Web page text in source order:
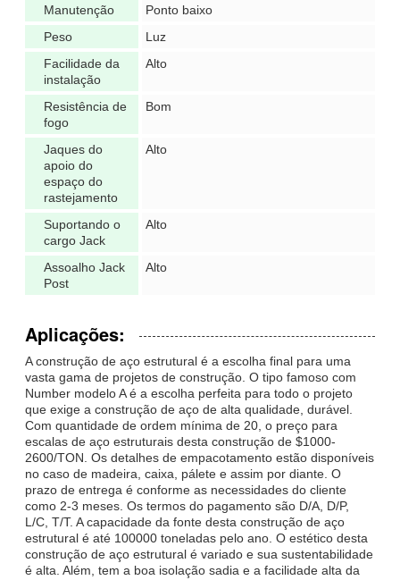
Manutenção
Ponto baixo
Peso
Luz
Facilidade da
instalação
Alto
Resistência de
fogo
Bom
Jaques do
apoio do
espaço do
rastejamento
Alto
Suportando o
cargo Jack
Alto
Assoalho Jack
Post
Alto
Aplicações:
A construção de aço estrutural é a escolha final para uma
vasta gama de projetos de construção. O tipo famoso com
Number modelo A é a escolha perfeita para todo o projeto
que exige a construção de aço de alta qualidade, durável.
Com quantidade de ordem mínima de 20, o preço para
escalas de aço estruturais desta construção de $1000-
2600/TON. Os detalhes de empacotamento estão disponíveis
no caso de madeira, caixa, pálete e assim por diante. O
prazo de entrega é conforme as necessidades do cliente
como 2-3 meses. Os termos do pagamento são D/A, D/P,
L/C, T/T. A capacidade da fonte desta construção de aço
estrutural é até 100000 toneladas pelo ano. O estético desta
construção de aço estrutural é variado e sua sustentabilidade
é alta. Além, tem a boa isolação sadia e a facilidade alta da